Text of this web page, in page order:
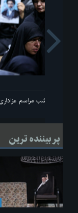
اولین شب مراسم
پر بیننده ترین